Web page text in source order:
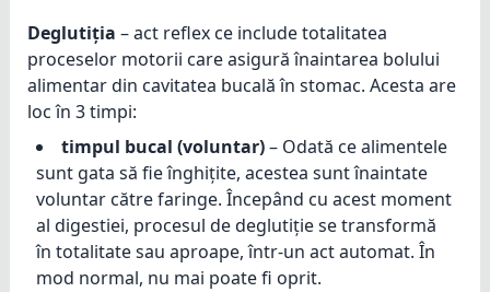
Deglutiția – act reflex ce include totalitatea
proceselor motorii care asigură înaintarea bolului
alimentar din cavitatea bucală în stomac. Acesta are
loc în 3 timpi:
timpul bucal (voluntar)– Odată ce alimentele
sunt gata să fie înghițite, acestea sunt înaintate
voluntar către faringe. Începând cu acest moment
al digestiei, procesul de deglutiție se transformă
în totalitate sau aproape, într-un act automat. În
mod normal, nu mai poate fi oprit.